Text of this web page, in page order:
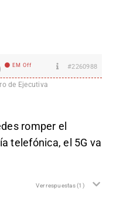
EM Off #2260988
de Ejecutiva
romper el
telefónica, el 5G va
Ver respuestas(1)